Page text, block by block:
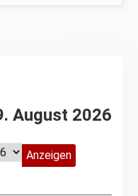
August 2026